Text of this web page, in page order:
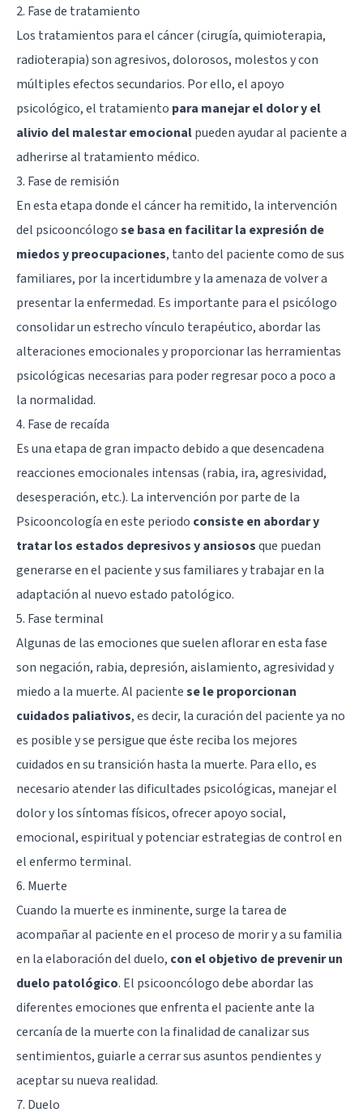
2. Fase de tratamiento
Los tratamientos para el cáncer (cirugía, quimioterapia,
radioterapia) son agresivos, dolorosos, molestos y con
múltiples efectos secundarios. Por ello, el apoyo
psicológico, el tratamiento para manejar el dolor y el
alivio del malestar emocionalpueden ayudar al paciente a
adherirse al tratamiento médico.
3. Fase de remisión
En esta etapa donde el cáncer ha remitido, la intervención
del psicooncólogose basa en facilitar la expresión de
miedos y preocupaciones, tanto del paciente como de sus
familiares, por la incertidumbre y la amenaza de volver a
presentar la enfermedad. Es importante para el psicólogo
consolidar un estrecho vínculo terapéutico, abordar las
alteraciones emocionales y proporcionar las herramientas
psicológicas necesarias para poder regresar poco a poco a
la normalidad.
4. Fase de recaída
Es una etapa de gran impacto debido a que desencadena
reacciones emocionales intensas (rabia, ira, agresividad,
desesperación, etc.). La intervención por parte de la
Psicooncología en este periodo consiste en abordar y
tratar los estados depresivos y ansiososque puedan
generarse en el paciente y sus familiares y trabajar en la
adaptación al nuevo estado patológico.
5. Fase terminal
Algunas de las emociones que suelen aflorar en esta fase
son negación, rabia, depresión, aislamiento, agresividad y
miedo a la muerte. Al pacientese le proporcionan
cuidados paliativos, es decir, la curación del paciente ya no
es posible y se persigue que éste reciba los mejores
cuidados en su transición hasta la muerte. Para ello, es
necesario atender las dificultades psicológicas, manejar el
dolor y los síntomas físicos, ofrecer apoyo social,
emocional, espiritual y potenciar estrategias de control en
el enfermo terminal.
6. Muerte
Cuando la muerte es inminente, surge la tarea de
acompañar al paciente en el proceso de morir y a su familia
en la elaboración del duelo, con el objetivo de prevenir un
duelo patológico. El psicooncólogo debe abordar las
diferentes emociones que enfrenta el paciente ante la
cercanía de la muerte con la finalidad de canalizar sus
sentimientos, guiarle a cerrar sus asuntos pendientes y
aceptar su nueva realidad.
7. Duelo